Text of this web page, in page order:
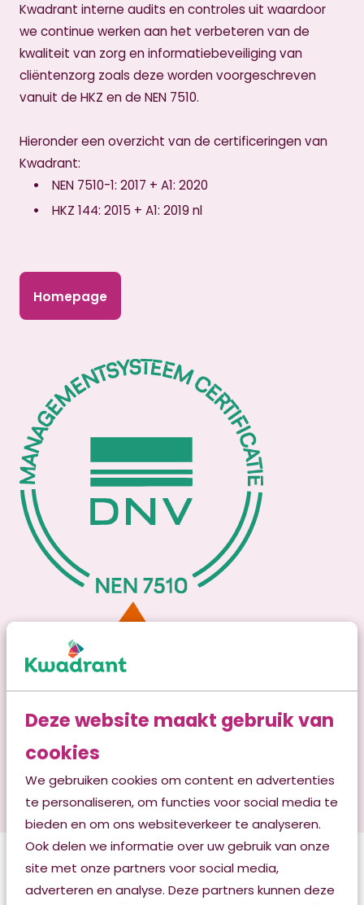
Deze website maakt gebruik van
cookies
We gebruiken cookies om content en advertenties
te personaliseren, om functies voor social media te
bieden en om ons websiteverkeer te analyseren.
Ook delen we informatie over uw gebruik van onze
site met onze partners voor social media,
adverteren en analyse. Deze partners kunnen deze
Kwadrant interne audits en controles uit waardoor
we continue werken aan het verbeteren van de
kwaliteit van zorg en informatiebeveiliging van
cliëntenzorg zoals deze worden voorgeschreven
vanuit de HKZ en de NEN 7510.
Hieronder een overzicht van de certificeringen van
Kwadrant:
NEN 7510-1: 2017 + A1: 2020
HKZ 144: 2015 + A1: 2019 nl
Homepage
Kunnen wij u helpen?